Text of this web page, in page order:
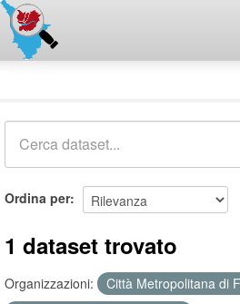
Ordina per
1 dataset trovato
Organizzazioni: Città Metropolitana di